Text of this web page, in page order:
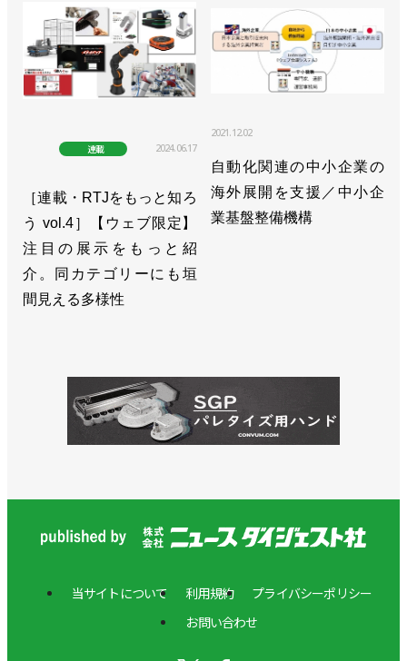
連載 2024.06.17
［連載・RTJをもっと知ろ
う vol.4］【ウェブ限定】
注目の展示をもっと紹
介。同カテゴリーにも垣
間見える多様性
2021.12.02
自動化関連の中小企業の
海外展開を支援／中小企
業基盤整備機構
当サイトについて 利用規約
プライバシーポリシー
お問い合わせ